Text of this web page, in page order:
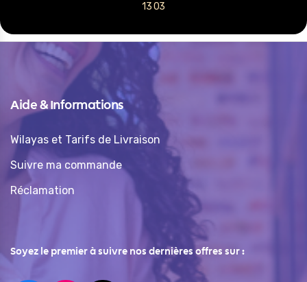
13 03
Aide & Informations
Wilayas et Tarifs de Livraison
Suivre ma commande
Réclamation
Soyez le premier à suivre nos dernières offres sur :